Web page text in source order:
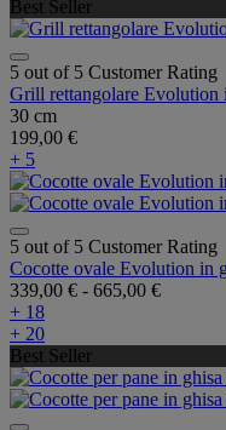
Best Seller
5 out of 5 Customer Rating
Grill rettangolare Evolution
30 cm
199,00 €
+ 5
5 out of 5 Customer Rating
Cocotte ovale Evolution in
339,00 € - 665,00 €
+ 18
+ 20
Best Seller